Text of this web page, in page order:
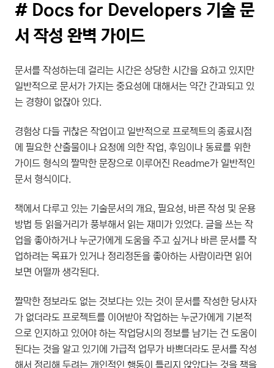
# Docs for Developers 기술 문
서 작성 완벽 가이드
문서를 작성하는데 걸리는 시간은 상당한 시간을 요하고 있지만
일반적으로 문서가 가지는 중요성에 대해서는 약간 간과되고 있
는 경향이 없잖아 있다.
경험상 다들 귀찮은 작업이고 일반적으로 프로젝트의 종료시점
에 필요한 산출물이나 요청에 의한 작업, 후임이나 동료를 위한
가이드 형식의 짤막한 문장으로 이루어진 Readme가 일반적인
문서 형식이다.
책에서 다루고 있는 기술문서의 개요, 필요성, 바른 작성 및 운용
방법 등 읽을거리가 풍부해서 읽는 재미가 있었다. 글을 쓰는 작
업을 좋아하거나 누군가에게 도움을 주고 싶거나 바른 문서를 작
업하려는 목표가 있거나 정리정돈을 좋아하는 사람이라면 읽어
보면 어떨까 생각된다.
짤막한 정보라도 없는 것보다는 있는 것이 문서를 작성한 당사자
가 없더라도 프로젝트를 이어받아 작업하는 누군가에게 기본적
으로 인지하고 있어야 하는 작업당시의 정보를 남기는 건 도움이
된다는 것을 알고 있기에 가급적 업무가 바쁘더라도 문서를 작성
해서 정리해 두려는 개인적인 행동이 틀리지 않았다는 것을 책을